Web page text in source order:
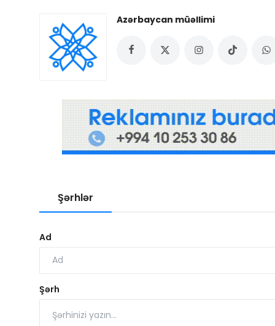
Azərbaycan müəllimi
Şərhlər
Ad
Şərh